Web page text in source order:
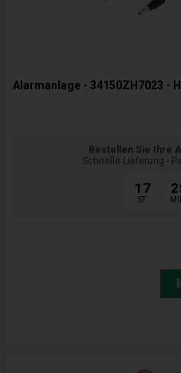
Alarmanlage - 34150ZH7023 -
Bestellen Sie Ihre
Schnelle Lieferung -
17
ST.